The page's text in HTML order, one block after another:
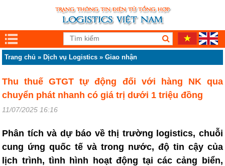
Trang chủ » Dịch vụ Logistics »Giao nhận
Thu thuế GTGT tự động đối với hàng NK qua
chuyển phát nhanh có giá trị dưới 1 triệu đồng
11/07/2025 16:16
Phân tích và dự báo về thị trường logistics, chuỗi
cung ứng quốc tế và trong nước, độ tin cậy của
lịch trình, tình hình hoạt động tại các cảng biển,